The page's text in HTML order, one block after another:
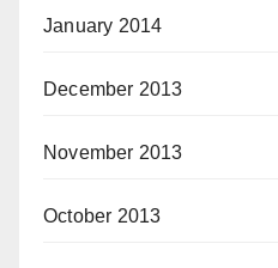
January 2014
December 2013
November 2013
October 2013